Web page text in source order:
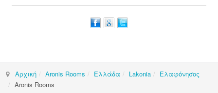
Αρχική Aronis Rooms Ελλάδα Lakonia
Ελαφόνησος
Aronis Rooms